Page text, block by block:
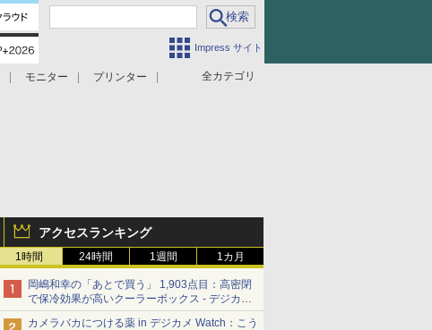
Impress サイト
全カテゴリ
モニター
プリンター
アクセスランキング
1時間 24時間 1週間 1カ月
岡嶋和幸の「あとで買う」 1,903点目：高密閉
で保冷効果が高いクーラーボックス - デジカメ
Watch
カメラバカにつける薬 in デジカメ Watch：こう